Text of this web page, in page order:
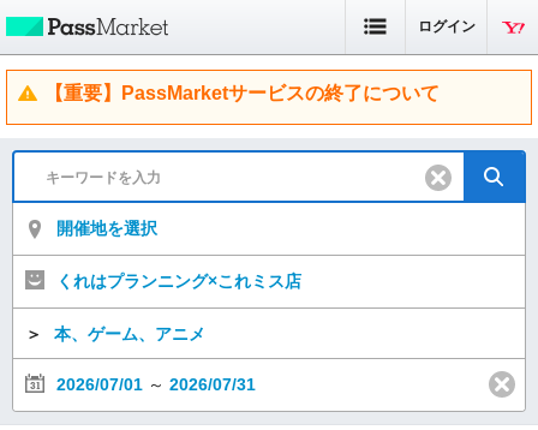
ログイン
【重要】PassMarketサービスの終了について
開催地を選択
くれはプランニング×これミス店
＞ 本、ゲーム、アニメ
2026/07/01 ～ 2026/07/31